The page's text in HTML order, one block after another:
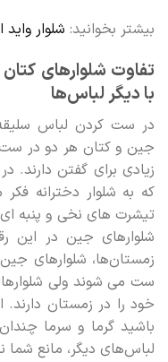
بیشتر بخوانید:شلوار واید
تفاوت شلوارهای
با دیگر لباس‌ها
در ست کردن لباس
جین و کتان هر دو در
زیادی برای گفتن دارند.
که به شلوار دخترانه
تیشرت های نخی و پنبه
شلوارهای جین در این
زمستان‌ها، شلوارهای جین
ست می شوند ولی
خود را در زمستان
باشید گرما و سرما
لباس‌های دیگر، مانع شما